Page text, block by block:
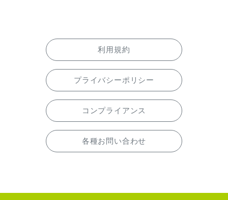
利用規約
プライバシーポリシー
コンプライアンス
各種お問い合わせ